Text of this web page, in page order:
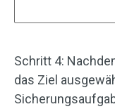
Schritt 4:
das Ziel